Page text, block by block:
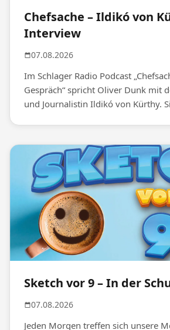
Chefsache – Ildikó von
Interview
07.08.2026
Im Schlager Radio Podcast
Gespräch“ spricht Oliver Dunk mit
und Journalistin Ildikó von Kürthy.
Sketch vor 9 – In der
07.08.2026
Jeden Morgen treffen sich unsere